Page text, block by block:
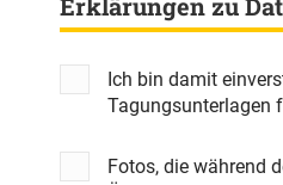
Ich bin damit
Tagungsunterlagen
Fotos, die während